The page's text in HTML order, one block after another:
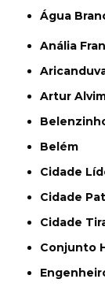
Água
Anália
Artur
Belém
Cidade
Cidade
Cidade
Conjunto